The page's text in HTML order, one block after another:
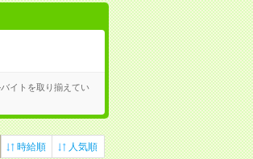
イトを取り揃えてい
時給順 人気順